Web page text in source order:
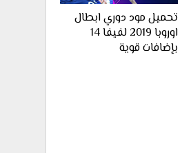
تحميل مود دوري ابطال
اوروبا 2019 لفيفا 14
بإضافات قوية